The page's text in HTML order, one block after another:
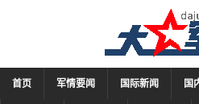
首页 军情要闻 国际新闻 国